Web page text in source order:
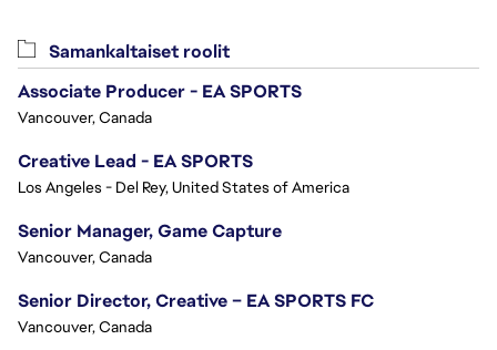
Samankaltaiset roolit
Associate Producer - EA SPORTS
Vancouver, Canada
Creative Lead - EA SPORTS
Los Angeles - Del Rey, United States of America
Senior Manager, Game Capture
Vancouver, Canada
Senior Director, Creative – EA SPORTS FC
Vancouver, Canada